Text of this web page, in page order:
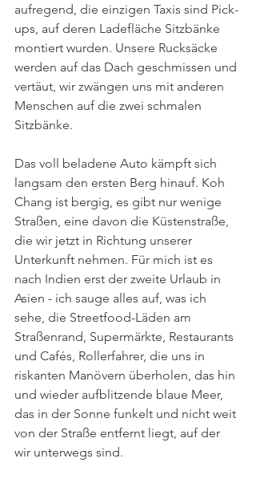
aufregend, die einzigen Taxis sind Pick-
ups, auf deren Ladefläche Sitzbänke
montiert wurden. Unsere Rucksäcke
werden auf das Dach geschmissen und
vertäut, wir zwängen uns mit anderen
Menschen auf die zwei schmalen
Sitzbänke.
Das voll beladene Auto kämpft sich
langsam den ersten Berg hinauf. Koh
Chang ist bergig, es gibt nur wenige
Straßen, eine davon die Küstenstraße,
die wir jetzt in Richtung unserer
Unterkunft nehmen. Für mich ist es
nach Indien erst der zweite Urlaub in
Asien - ich sauge alles auf, was ich
sehe, die Streetfood-Läden am
Straßenrand, Supermärkte, Restaurants
und Cafés, Rollerfahrer, die uns in
riskanten Manövern überholen, das hin
und wieder aufblitzende blaue Meer,
das in der Sonne funkelt und nicht weit
von der Straße entfernt liegt, auf der
wir unterwegs sind.